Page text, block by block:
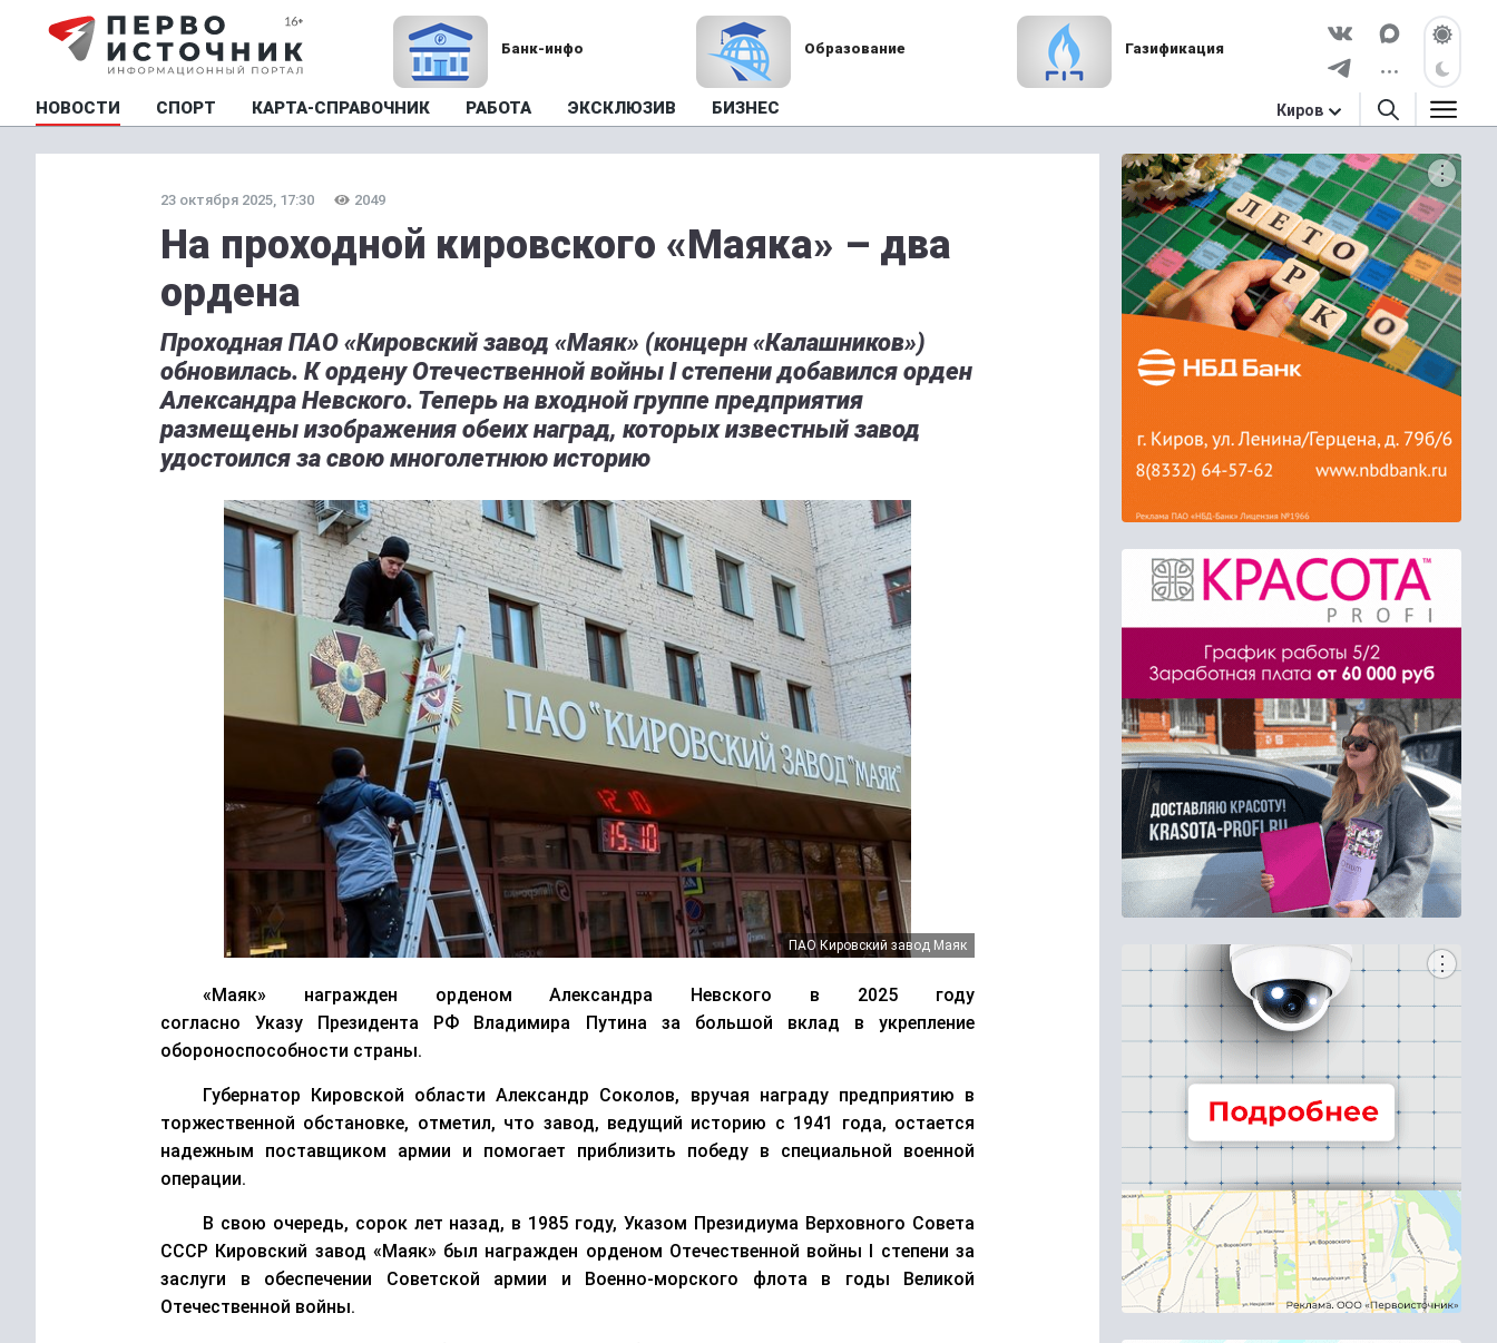
Банк-инфо Образование Газификация
НОВОСТИ СПОРТ КАРТА-СПРАВОЧНИК РАБОТА ЭКСКЛЮЗИВ БИЗНЕС Киров
23 октября 2025, 17:30 2049
На проходной кировского «Маяка» – два
ордена
Проходная ПАО «Кировский завод «Маяк» (концерн «Калашников»)
обновилась. К ордену Отечественной войны I степени добавился орден
Александра Невского. Теперь на входной группе предприятия
размещены изображения обеих наград, которых известный завод
удостоился за свою многолетнюю историю
ПАО Кировский завод Маяк
«Маяк» награжден орденом Александра Невского в 2025 году
согласно
Указу Президента РФ Владимира Путина за большой вклад в укрепление
обороноспособности страны.
Губернатор Кировской области Александр Соколов, вручая награду предприятию в
торжественной обстановке, отметил, что завод, ведущий историю с 1941 года, остается
надежным поставщиком армии и помогает приблизить победу в специальной военной
операции.
В свою очередь, сороклет назад, в 1985 году, Указом Президиума Верховного Совета
СССР Кировский завод «Маяк» был награжден орденом Отечественной войны
степени за
заслуги в обеспечении Советской армии и Военно-морского флота в годы Великой
Отечественной войны.